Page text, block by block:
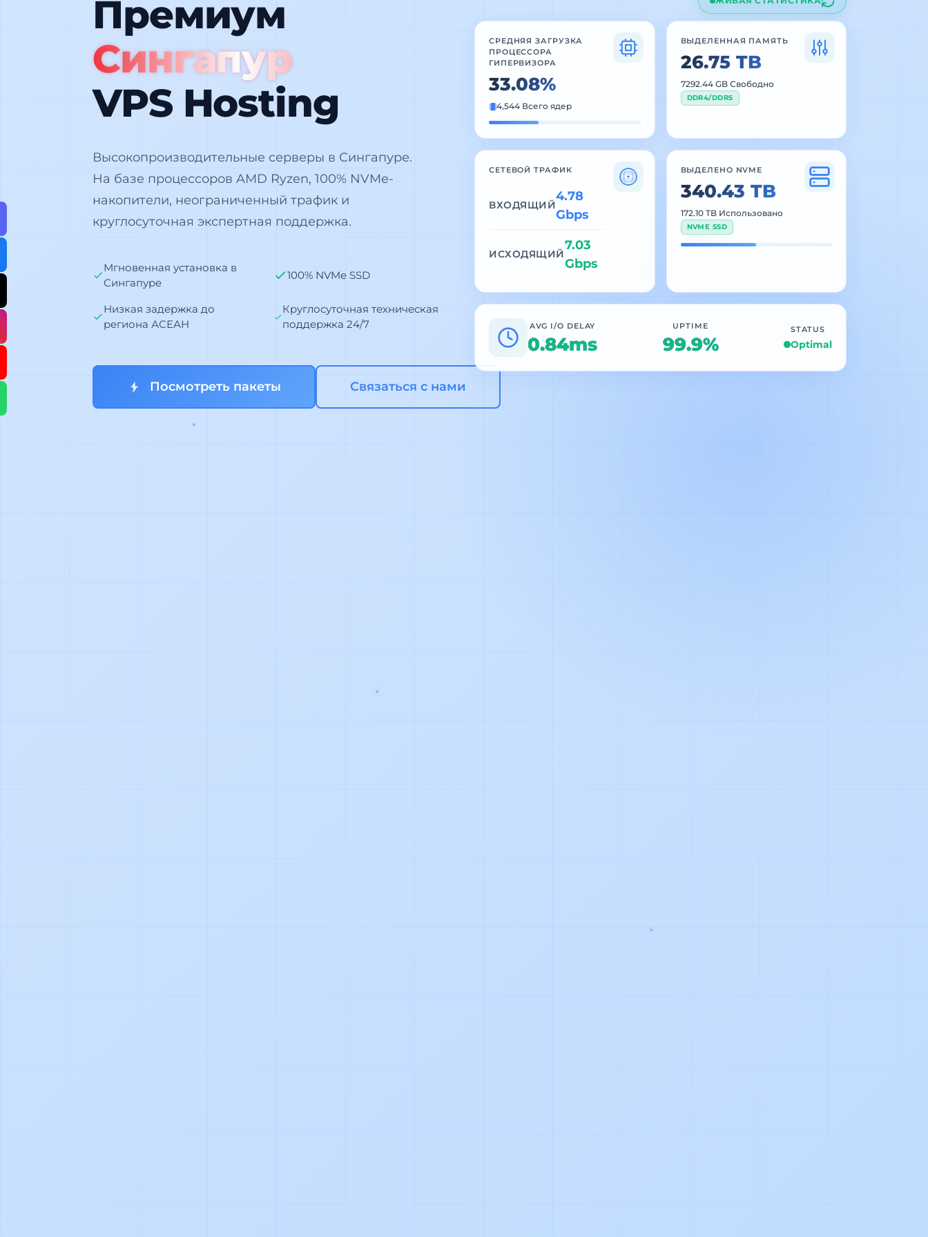
Премиум
Сингапур
VPS Hosting
Высокопроизводительные серверы в Сингапуре.
На базе процессоров AMD Ryzen, 100% NVMe-
накопители, неограниченный трафик и
круглосуточная экспертная поддержка.
Мгновенная установка в
Сингапуре
100% NVMe SSD
Низкая задержка до
региона АСЕАН
Круглосуточная техническая
поддержка 24/7
Посмотреть пакеты Связаться с нами
СРЕДНЯЯ ЗАГРУЗКА
ПРОЦЕССОРА
ГИПЕРВИЗОРА
33.21%
4,544 Всего ядер
ВЫДЕЛЕННАЯ ПАМЯТЬ
26.75 TB
7294.13 GB Свободно
DDR4/DDR5
СЕТЕВОЙ ТРАФИК
ВХОДЯЩИЙ
4.59
Gbps
ИСХОДЯЩИЙ
6.99
Gbps
ВЫДЕЛЕНО NVME
340.43 TB
172.10 TB Использовано
NVME SSD
AVG I/O DELAY
0.83ms
UPTIME
99.9%
STATUS
Optimal